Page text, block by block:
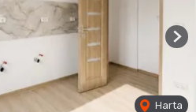
Harta